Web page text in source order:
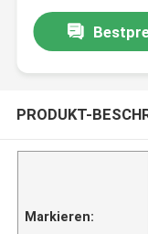
PRODUKT-
Markieren: